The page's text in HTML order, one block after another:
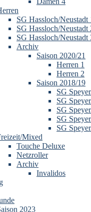
SG Hassloch/Neustadt
SG Hassloch/Neustadt
SG Hassloch/Neustadt
Archiv
Saison 2020/21
Herren 1
Herren 2
Saison 2018/19
SG
SG
SG
SG
SG
Mixed
Touche Deluxe
Netzroller
Archiv
Invalidos
2023